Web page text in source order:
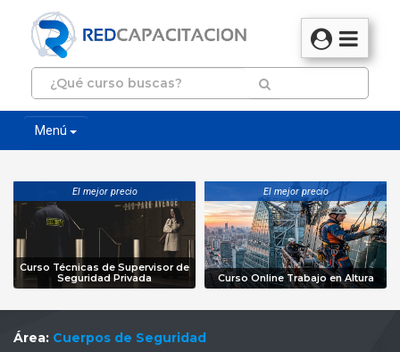
Menú
El mejor precio
Curso Técnicas de Supervisor de
Seguridad Privada
El mejor precio
Curso Online Trabajo en Altura
Área: Cuerpos de Seguridad